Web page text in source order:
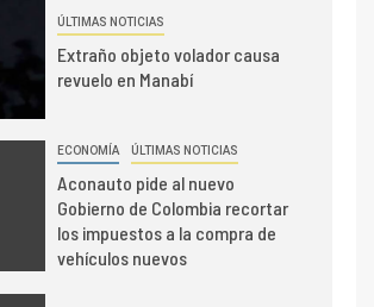
ÚLTIMAS NOTICIAS
Extraño objeto volador causa
revuelo en Manabí
ECONOMÍA ÚLTIMAS NOTICIAS
Aconauto pide al nuevo
Gobierno de Colombia recortar
los impuestos a la compra de
vehículos nuevos